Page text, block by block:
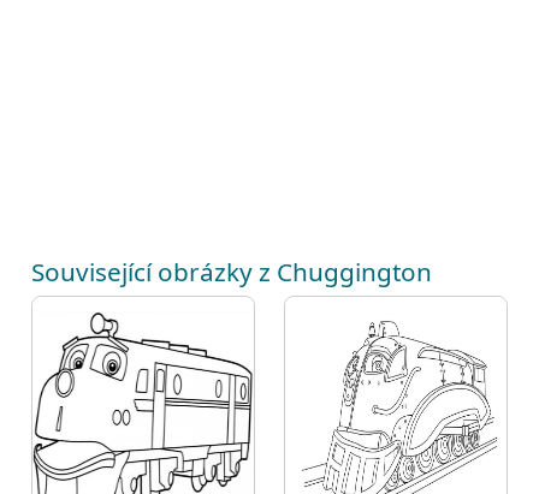
Související obrázky z Chuggington